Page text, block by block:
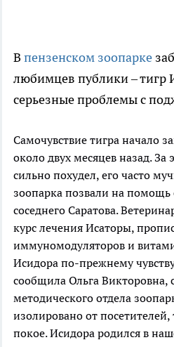
В пензенском зоопарке
любимцев публики – тигр
серьезные проблемы с
Самочувствие тигра начало
около двух месяцев назад. За
сильно похудел, его часто
зоопарка позвали на помощь
соседнего Саратова.
курс лечения Исаторы,
иммуномодуляторов и
Исидора по-прежнему
сообщила Ольга Викторовна,
методического отдела
изолировано от посетителей,
покое. Исидора родился в